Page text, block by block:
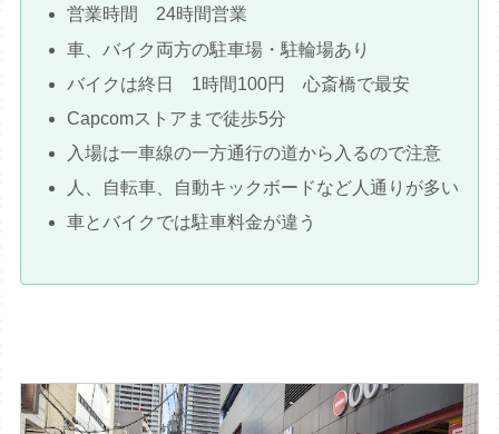
営業時間 24時間営業
車、バイク両方の駐車場・駐輪場あり
バイクは終日 1時間100円 心斎橋で最安
Capcomストアまで徒歩5分
入場は一車線の一方通行の道から入るので注意
人、自転車、自動キックボードなど人通りが多い
車とバイクでは駐車料金が違う